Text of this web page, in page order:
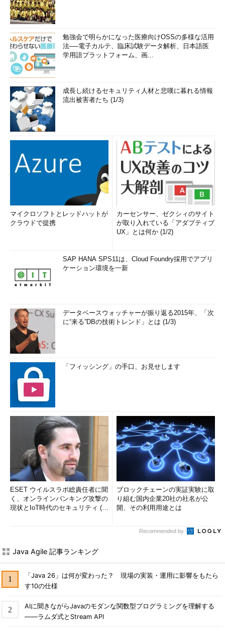
勉強会で明らかになった医療向けOSSの多様な活用
法──電子カルテ、臨床試験データ解析、日本語医
学用語プラットフォーム、画...
成長し続けるセキュリティ人材と悲嘆に暮れる情報
流出被害者たち (1/3)
マイクロソフトとレッドハットが
クラウドで提携
カーセンサー、ゼクシィのサイト
が取り入れている「アダプティブ
UX」とは何か (1/2)
SAP HANA SPS11は、Cloud Foundry採用でアプリ
ケーション環境を一新
データベースウォッチャーが振り返る2015年、「次
に“来る”DBの技術トレンド」とは (1/3)
「フィッシング」の手口、お見せします
ESET ウイルスラボ総責任者に聞
く、オンラインバンキング攻撃の
現状とIoT時代のセキュリティ (1/
ブロックチェーンの実証実験に取
り組む国内企業20社の社名が公
開、その利用用途とは
Recommended by
Java Agile 記事ランキング
「Java 26」は何が変わった？ 現場の実装・運用に影響をもたら
す10の仕様
AIに聞きながらJavaのモダンな関数型プログラミングを理解する
――ラムダ式とStream API